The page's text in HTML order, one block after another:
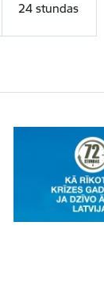
24 stundas